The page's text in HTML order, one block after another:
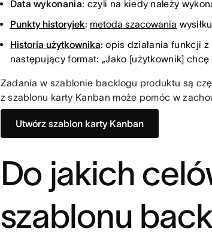
Data wykonania: czyli na kiedy należy
Punkty historyjek: metoda szacowania
Historia użytkownika: opis działania funkcji
następujący format: „Jako [użytkownik]
Zadania w szablonie backlogu produktu są
z szablonu karty Kanban może pomóc w
Utwórz szablon karty Kanban
Do jakich
szablonu